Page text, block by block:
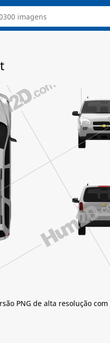
PNG de alta resolução